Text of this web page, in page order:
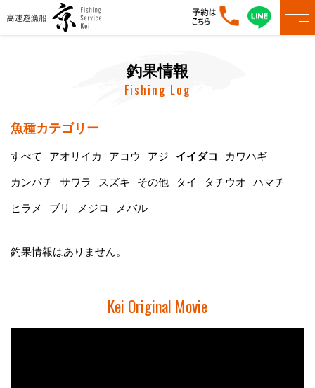
釣果情報
Fishing Log
魚種カテゴリー
すべて アオリイカ アコウ アジ イイダコ カワハギ
カンパチ サワラ スズキ その他 タイ タチウオ ハマチ
ヒラメ ブリ メジロ メバル
釣果情報はありません。
Kei Original Movie